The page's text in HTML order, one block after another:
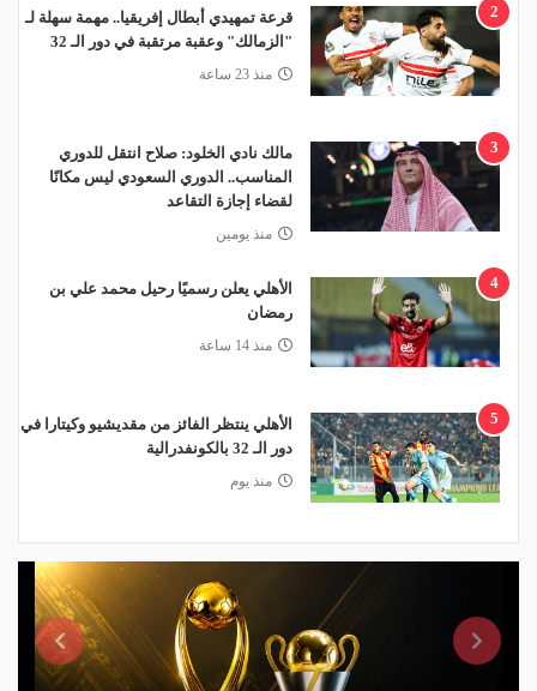
2
قرعة تمهيدي أبطال إفريقيا.. مهمة سهلة لـ
"الزمالك" وعقبة مرتقبة في دور الـ 32
منذ 23 ساعة
3
مالك نادي الخلود: صلاح انتقل للدوري
المناسب.. الدوري السعودي ليس مكانًا
لقضاء إجازة التقاعد
منذ يومين
4
الأهلي يعلن رسميًا رحيل محمد علي بن
رمضان
منذ 14 ساعة
5
الأهلي ينتظر الفائز من مقديشيو وكيتارا في
دور الـ 32 بالكونفدرالية
منذ يوم